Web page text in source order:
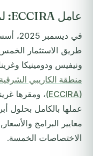
عامل ECCIRA: لماذا يهم التوقيت
في
طريق الاستثمار
ونيفيس ودومينيكا
منطقة الكاريبي
(ECCIRA)
معايير البرامج
الاختصاصات الخمسة.